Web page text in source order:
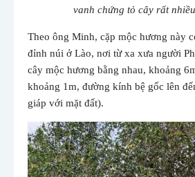
vanh chứng tỏ cây rất
Theo ông Minh, cặp mộc hương này
đỉnh núi ở Lào, nơi từ xa xưa người
cây mộc hương bằng nhau, khoảng
khoảng 1m, đường kính bệ gốc lên
giáp với mặt đất).